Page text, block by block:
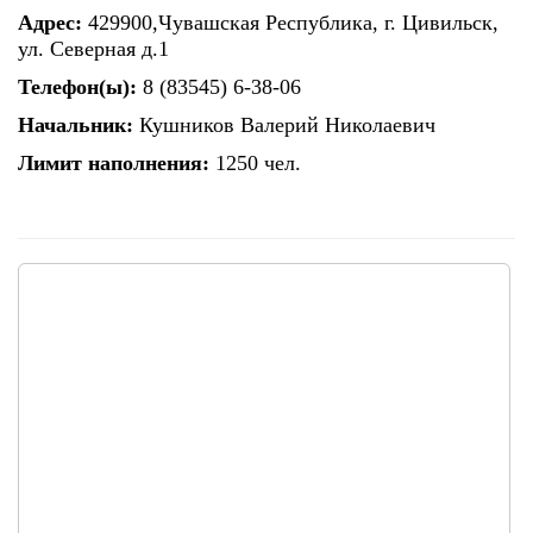
Адрес: 429900,Чувашская Республика, г. Цивильск,
ул. Северная д.1
Телефон(ы): 8 (83545) 6-38-06
Начальник: Кушников Валерий Николаевич
Лимит наполнения: 1250 чел.